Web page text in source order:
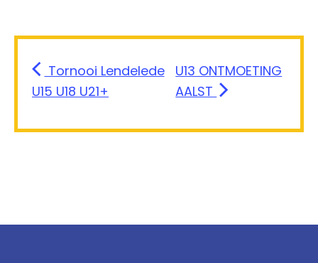
Tornooi Lendelede
U15 U18 U21+
U13 ONTMOETING
AALST